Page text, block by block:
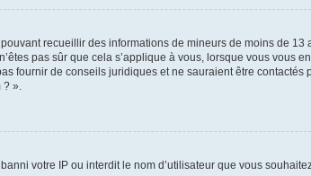
recueillir des informations de mineurs de moins de
pas sûr que cela s’applique à vous, lorsque vous vous
de conseils juridiques et ne sauraient être contactés
? ».
votre IP ou interdit le nom d’utilisateur que vous